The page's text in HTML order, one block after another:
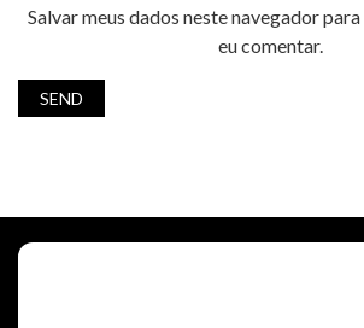
Salvar meus dados neste navegador
eu comentar.